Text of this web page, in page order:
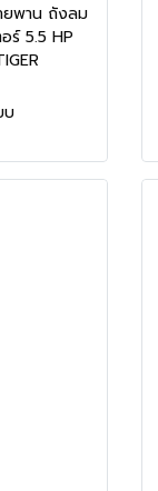
ยพาน ถังลม
ร์ 5.5 HP
บ